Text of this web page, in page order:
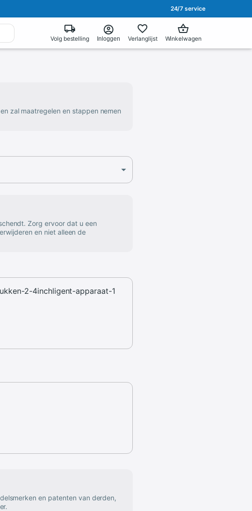
24/7 service
Volg bestelling Inloggen Verlanglijst Winkelwagen
zal maatregelen en stappen nemen
Zorg ervoor dat u een
en niet alleen de
en patenten van derden,